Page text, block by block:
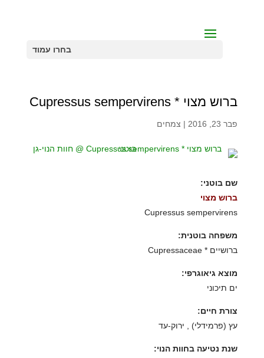
בחרו עמוד
ברוש מצוי * Cupressus sempervirens
פבר 23, 2016 | צמחים
שם בוטני:
ברוש מצוי
Cupressus sempervirens
משפחה בוטנית:
ברושיים * Cupressaceae
מוצא גיאוגרפי:
ים תיכוני
צורת חיים:
עץ (פרמידלי) , ירוק-עד
שנת נטיעה בחוות הנוי: